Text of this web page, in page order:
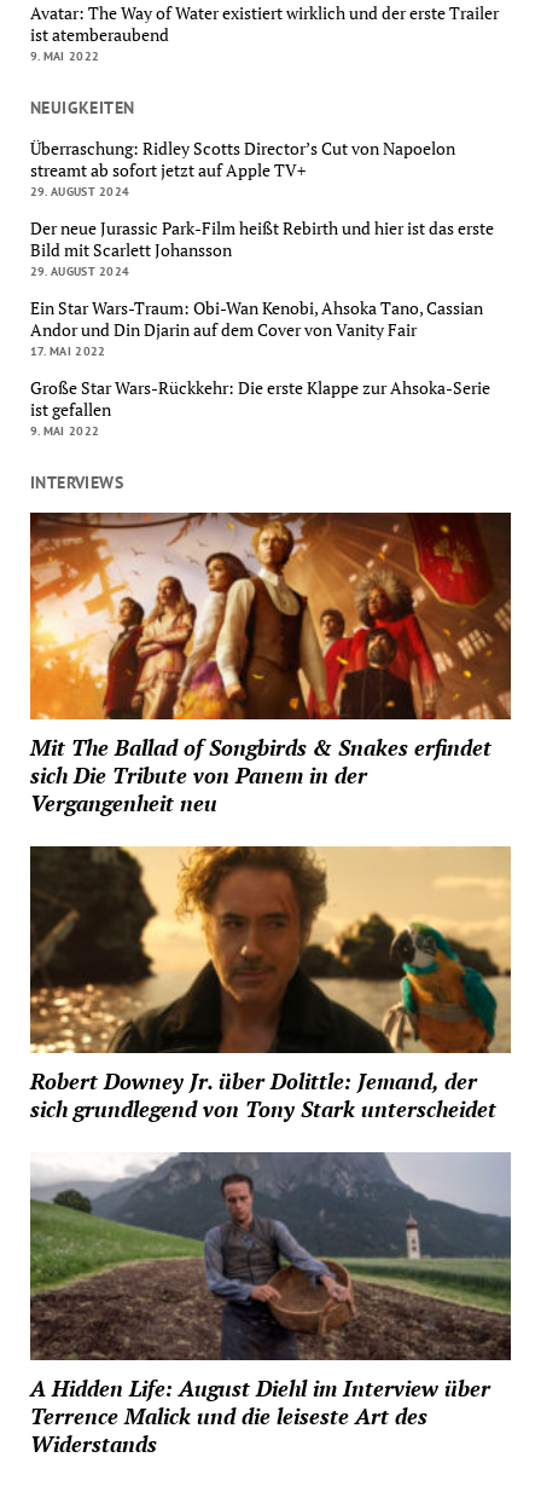
Avatar: The Way of Water existiert wirklich und der erste Trailer
ist atemberaubend
9. MAI 2022
NEUIGKEITEN
Überraschung: Ridley Scotts Director’s Cut von Napoelon
streamt ab sofort jetzt auf Apple TV+
29. AUGUST 2024
Der neue Jurassic Park-Film heißt Rebirth und hier ist das erste
Bild mit Scarlett Johansson
29. AUGUST 2024
Ein Star Wars-Traum: Obi-Wan Kenobi, Ahsoka Tano, Cassian
Andor und Din Djarin auf dem Cover von Vanity Fair
17. MAI 2022
Große Star Wars-Rückkehr: Die erste Klappe zur Ahsoka-Serie
ist gefallen
9. MAI 2022
INTERVIEWS
Mit The Ballad of Songbirds & Snakes erfindet
sich Die Tribute von Panem in der
Vergangenheit neu
Robert Downey Jr. über Dolittle: Jemand, der
sich grundlegend von Tony Stark unterscheidet
A Hidden Life: August Diehl im Interview über
Terrence Malick und die leiseste Art des
Widerstands